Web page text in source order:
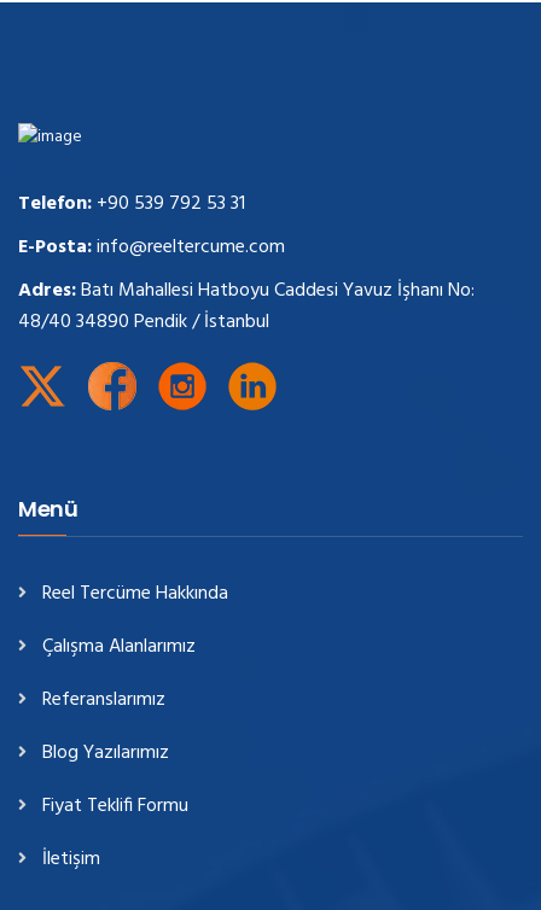
Telefon:+90 539 792 53 31
E-Posta:info@reeltercume.com
Adres:Batı Mahallesi Hatboyu Caddesi Yavuz İşhanı No:
48/40 34890 Pendik / İstanbul
Menü
Reel Tercüme Hakkında
Çalışma Alanlarımız
Referanslarımız
Blog Yazılarımız
Fiyat Teklifi Formu
İletişim